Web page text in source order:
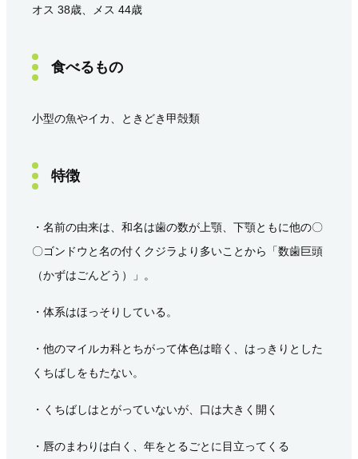
オス 38歳、メス 44歳
食べるもの
小型の魚やイカ、ときどき甲殻類
特徴
・名前の由来は、和名は歯の数が上顎、下顎ともに他の〇
〇ゴンドウと名の付くクジラより多いことから「数歯巨頭
（かずはごんどう）」。
・体系はほっそりしている。
・他のマイルカ科とちがって体色は暗く、はっきりとした
くちばしをもたない。
・くちばしはとがっていないが、口は大きく開く
・唇のまわりは白く、年をとるごとに目立ってくる